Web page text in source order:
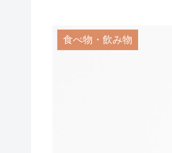
食べ物・飲み物